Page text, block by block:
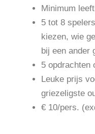
Minimum
5 tot 8
kiezen, wie
bij een ander
5 opdrachten
Leuke prijs
griezeligste
€ 10/pers.